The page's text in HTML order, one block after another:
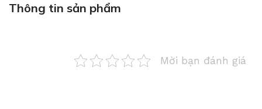
Thông tin sản phẩm
Mời bạn đánh giá